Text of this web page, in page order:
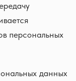
персональных
данных